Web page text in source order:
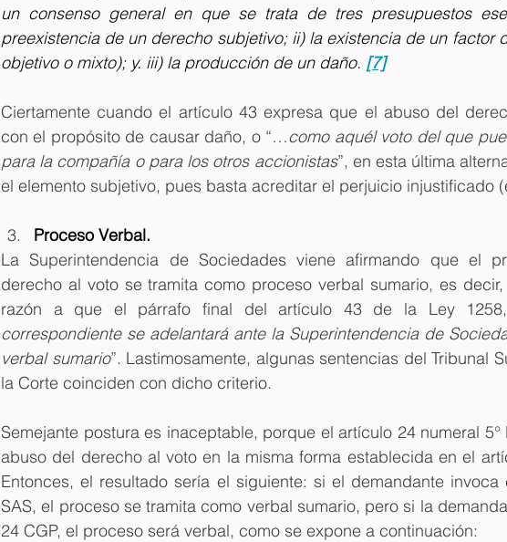
un consenso general en que se trata de tres presupuestos
preexistencia de un derecho subjetivo; ii) la existencia de un factor
objetivo o mixto); y. iii) la producción de un daño. [7]
Ciertamente cuando el artículo 43 expresa que el abuso del
con el propósito de causar daño, o “…como aquél voto del que
para la compañía o para los otros accionistas”, en esta última
el elemento subjetivo, pues basta acreditar el perjuicio injustificado
Proceso Verbal.
La Superintendencia de Sociedades viene afirmando que el
derecho al voto se tramita como proceso verbal sumario, es
razón a que el párrafo final del artículo 43 de la Ley
correspondiente se adelantará ante la Superintendencia de
verbal sumario”. Lastimosamente, algunas sentencias del Tribunal
la Corte coinciden con dicho criterio.
Semejante postura es inaceptable, porque el artículo 24 numeral 5°
abuso del derecho al voto en la misma forma establecida en el
Entonces, el resultado sería el siguiente: si el demandante
SAS, el proceso se tramita como verbal sumario, pero si la
24 CGP, el proceso será verbal, como se expone a continuación: